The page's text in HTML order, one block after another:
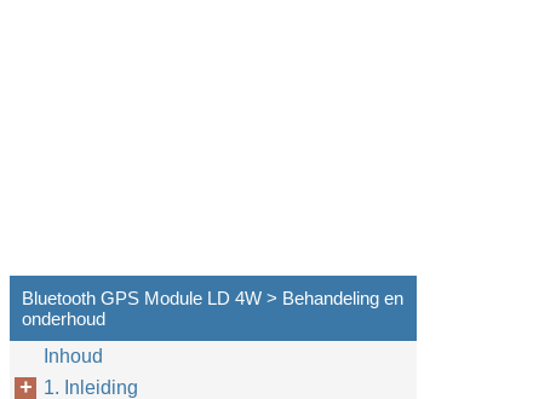
Bluetooth GPS Module LD 4W > Behandeling en
onderhoud
Inhoud
1. Inleiding